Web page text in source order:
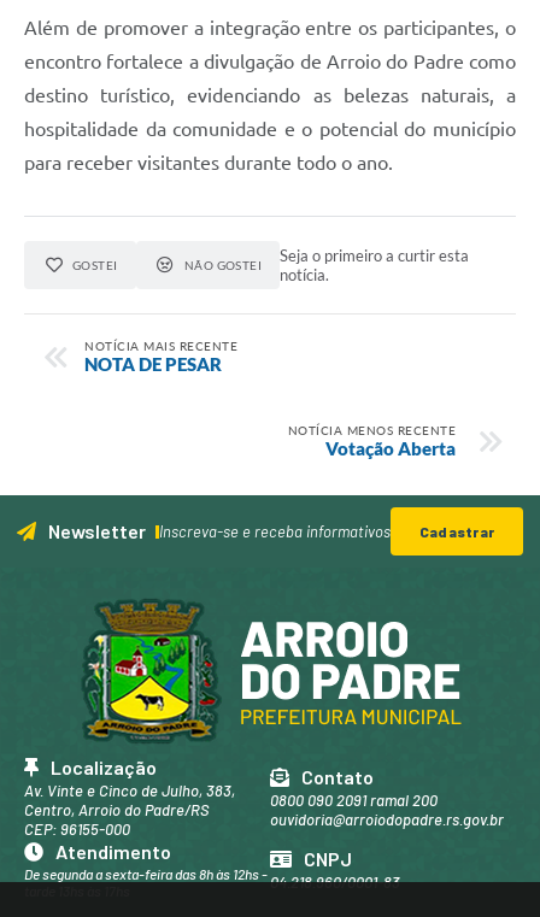
Além de promover a integração entre os participantes, o
encontro fortalece a divulgação de Arroio do Padre como
destino turístico, evidenciando as belezas naturais, a
hospitalidade da comunidade e o potencial do município
para receber visitantes durante todo o ano.
GOSTEI NÃO GOSTEI
Seja o primeiro a curtir esta
notícia.
NOTÍCIA MAIS RECENTE
NOTA DE PESAR
NOTÍCIA MENOS RECENTE
Votação Aberta
Newsletter Inscreva-se e receba informativos Cadastrar
Localização
Av. Vinte e Cinco de Julho, 383,
Centro, Arroio do Padre/RS
CEP: 96155-000
Contato
0800 090 2091 ramal 200
ouvidoria@arroiodopadre.rs.gov.br
Atendimento
De segunda a sexta-feira das 8h às 12hs -
CNPJ
04.218.960/0001-83